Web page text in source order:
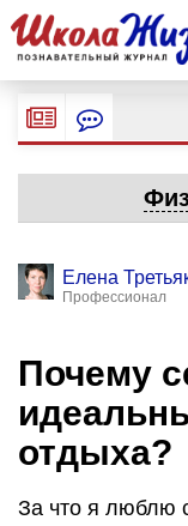
Елена
Профессионал
Почему
отдыха?
За что я люблю